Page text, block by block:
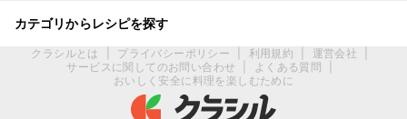
カテゴリからレシピを探す
クラシルとは プライバシーポリシー 利用規約 運営会社
サービスに関してのお問い合わせ
よくある質問
おいしく安全に料理を楽しむために